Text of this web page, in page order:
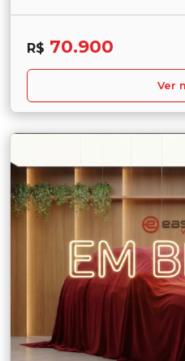
R$ 70.900
Ver